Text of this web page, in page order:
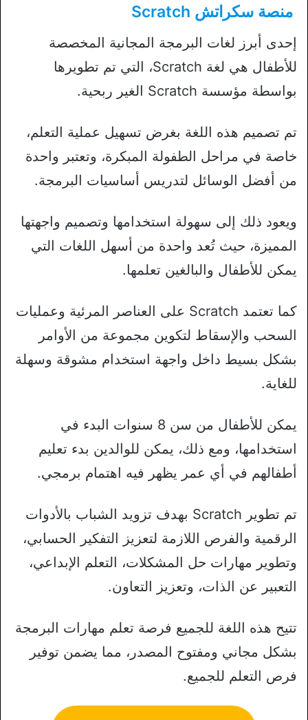
منصة سكراتش Scratch
إحدى أبرز لغات البرمجة المجانية المخصصة
للأطفال هي لغة Scratch، التي تم تطويرها
بواسطة مؤسسة Scratch الغير ربحية.
تم تصميم هذه اللغة بغرض تسهيل عملية التعلم،
خاصة في مراحل الطفولة المبكرة، وتعتبر واحدة
من أفضل الوسائل لتدريس أساسيات البرمجة.
ويعود ذلك إلى سهولة استخدامها وتصميم واجهتها
المميزة، حيث تُعد واحدة من أسهل اللغات التي
يمكن للأطفال والبالغين تعلمها.
كما تعتمد Scratch على العناصر المرئية وعمليات
السحب والإسقاط لتكوين مجموعة من الأوامر
بشكل بسيط داخل واجهة استخدام مشوقة وسهلة
للغاية.
يمكن للأطفال من سن 8 سنوات البدء في
استخدامها، ومع ذلك، يمكن للوالدين بدء تعليم
أطفالهم في أي عمر يظهر فيه اهتمام برمجي.
تم تطوير Scratch بهدف تزويد الشباب بالأدوات
الرقمية والفرص اللازمة لتعزيز التفكير الحسابي،
وتطوير مهارات حل المشكلات، التعلم الإبداعي،
التعبير عن الذات، وتعزيز التعاون.
تتيح هذه اللغة للجميع فرصة تعلم مهارات البرمجة
بشكل مجاني ومفتوح المصدر، مما يضمن توفير
فرص التعلم للجميع.